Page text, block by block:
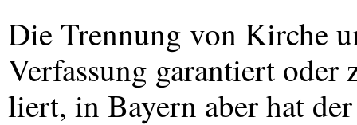
Die Trennung von Kirche
Verfassung garantiert oder
liert, in Bayern aber hat